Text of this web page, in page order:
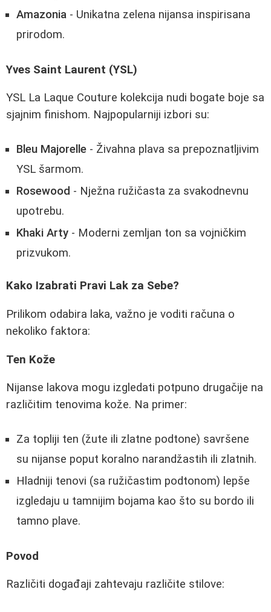
Amazonia - Unikatna zelena nijansa inspirisana
prirodom.
Yves Saint Laurent (YSL)
YSL La Laque Couture kolekcija nudi bogate boje sa
sjajnim finishom. Najpopularniji izbori su:
Bleu Majorelle - Živahna plava sa prepoznatljivim
YSL šarmom.
Rosewood - Nježna ružičasta za svakodnevnu
upotrebu.
Khaki Arty - Moderni zemljan ton sa vojničkim
prizvukom.
Kako Izabrati Pravi Lak za Sebe?
Prilikom odabira laka, važno je voditi računa o
nekoliko faktora:
Ten Kože
Nijanse lakova mogu izgledati potpuno drugačije na
različitim tenovima kože. Na primer:
Za topliji ten (žute ili zlatne podtone) savršene
su nijanse poput koralno narandžastih ili zlatnih.
Hladniji tenovi (sa ružičastim podtonom) lepše
izgledaju u tamnijim bojama kao što su bordo ili
tamno plave.
Povod
Različiti događaji zahtevaju različite stilove: